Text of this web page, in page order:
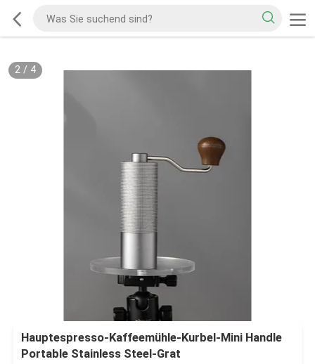
2/ 4
Hauptespresso-Kaffeemühle-Kurbel-Mini Handle
Portable Stainless Steel-Grat